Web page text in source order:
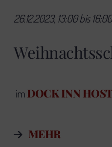
26.12.2023, 13:00 bis
imDOCK INN
MEHR